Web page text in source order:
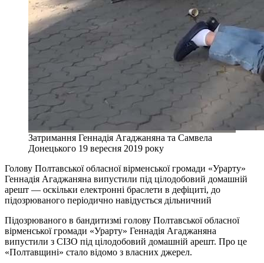
Затримання Геннадія Агаджаняна та Самвела
Донецького 19 вересня 2019 року
Голову Полтавської обласної вірменської громади «Урарту»
Геннадія Агаджаняна випустили під цілодобовий домашній
арешт — оскільки електронні браслети в дефіциті, до
підозрюваного періодично навідується дільничний
Підозрюваного в бандитизмі голову Полтавської обласної
вірменської громади «Урарту» Геннадія Агаджаняна
випустили з СІЗО під цілодобовий домашній арешт. Про це
«Полтавщині» стало відомо з власних джерел.